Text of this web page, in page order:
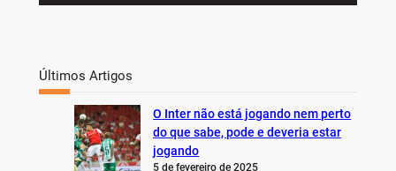
Últimos Artigos
O Inter não está jogando nem perto
do que sabe, pode e deveria estar
jogando
5 de fevereiro de 2025